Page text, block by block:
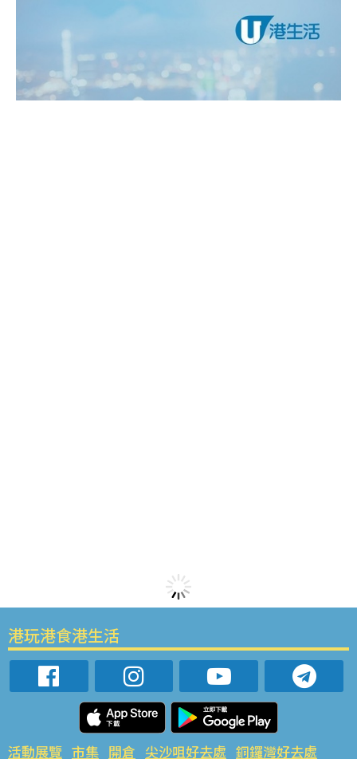
港玩港食港生活
活動展覽 市集 開倉 尖沙咀好去處 銅鑼灣好去處